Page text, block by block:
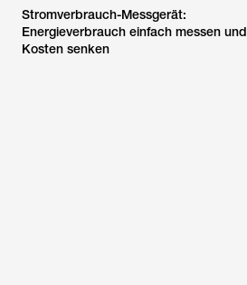
Stromverbrauch-Messgerät:
Energieverbrauch einfach messen und
Kosten senken